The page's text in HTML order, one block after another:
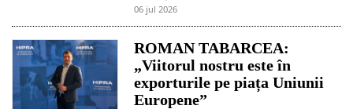
06 jul 2026
ROMAN TABARCEA:
„Viitorul nostru este în
exporturile pe piața Uniunii
Europene”